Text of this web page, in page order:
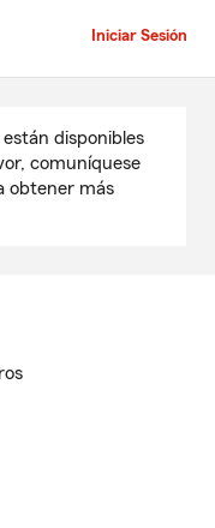
Iniciar Sesión
disponibles
comuníquese
obtener más